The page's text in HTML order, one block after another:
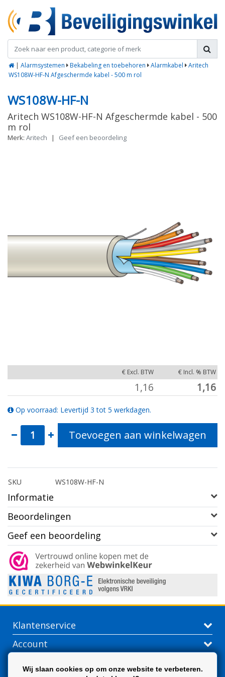
| Alarmsystemen Bekabeling en toebehoren Alarmkabel
Aritech
WS108W-HF-N Afgeschermde kabel - 500 m rol
WS108W-HF-N
Aritech WS108W-HF-N Afgeschermde kabel - 500
m rol
Merk: Aritech | Geef een beoordeling
€ Excl. BTW € Incl. % BTW
1,16 1,16
Op voorraad: Levertijd 3 tot 5 werkdagen.
Toevoegen aan winkelwagen
SKU WS108W-HF-N
Informatie
Beoordelingen
Geef een beoordeling
Klantenservice
Account
Wij slaan cookies op om onze website te verbeteren.